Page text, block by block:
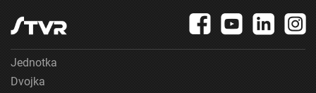
Jednotka
Dvojka